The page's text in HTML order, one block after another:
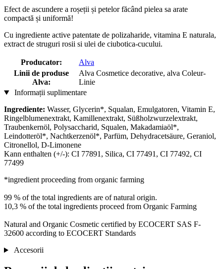
Efect de ascundere a roșeții și petelor făcând pielea sa arate
compactă și uniformă!
Cu ingrediente active patentate de polizaharide, vitamina E naturala,
extract de struguri rosii si ulei de ciubotica-cucului.
Producator:
Alva
Linii de produse
Alva:
Alva Cosmetice decorative, alva Coleur-
Linie
Informații suplimentare
Ingrediente: Wasser, Glycerin*, Squalan, Emulgatoren, Vitamin E,
Ringelblumenextrakt, Kamillenextrakt, Süßholzwurzelextrakt,
Traubenkernöl, Polysaccharid, Squalen, Makadamiaöl*,
Leindotteröl*, Nachtkerzenöl*, Parfüm, Dehydracetsäure, Geraniol,
Citronellol, D-Limonene
Kann enthalten (+/-): CI 77891, Silica, CI 77491, CI 77492, CI
77499
*ingredient proceeding from organic farming
99 % of the total ingredients are of natural origin.
10,3 % of the total ingredients proceed from Organic Farming
Natural and Organic Cosmetic certified by ECOCERT SAS F-
32600 according to ECOCERT Standards
Accesorii